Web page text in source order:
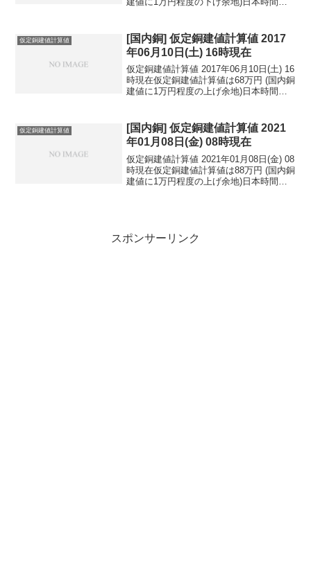
民元：1...
仮定銅建値計算値
[国内銅] 仮定銅建値計算値 2017
年06月10日(土) 16時現在
仮定銅建値計算値 2017年06月10日(土) 16
時現在仮定銅建値計算値は68万円 (国内銅
建値に1万円程度の上げ余地)日本時間
民元：1...
仮定銅建値計算値
[国内銅] 仮定銅建値計算値 2021
年01月08日(金) 08時現在
仮定銅建値計算値 2021年01月08日(金) 08
時現在仮定銅建値計算値は88万円 (国内銅
建値に1万円程度の上げ余地)日本時間
スポンサーリンク